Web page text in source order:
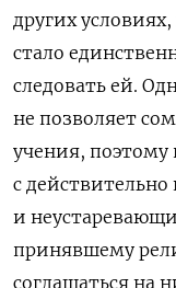
других
стало
следовать ей.
не позволяет
учения, поэтому
с
и
принявшему
соглашаться на